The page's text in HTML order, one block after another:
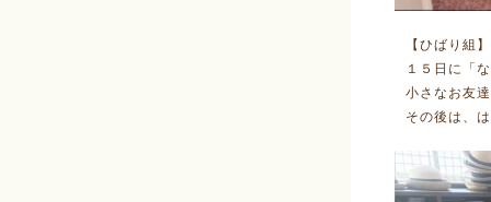
【ひばり組】
１５日に「
小さなお友
その後は、